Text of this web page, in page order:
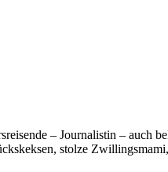
– Journalistin – auch
stolze